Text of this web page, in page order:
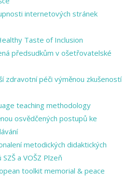
internetových stránek
Taste of Inclusion
předsudkům v ošetřovatelské
zdravotní péči výměnou zkušeností
teaching methodology
osvědčených postupů ke
metodických didaktických
a VOŠZ Plzeň
toolkit memorial & peace